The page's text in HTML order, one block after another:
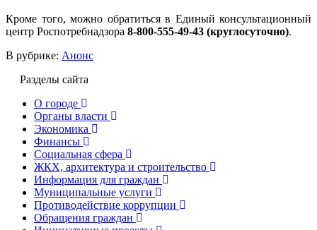
Кроме того, можно обратиться в Единый консультационный
центр Роспотребнадзора 8-800-555-49-43 (круглосуточно).
В рубрике: Анонс
Разделы сайта
О городе
Органы власти
Экономика
Финансы
Социальная сфера
ЖКХ, архитектура и строительство
Информация для граждан
Муниципальные услуги
Противодействие коррупции
Обращения граждан